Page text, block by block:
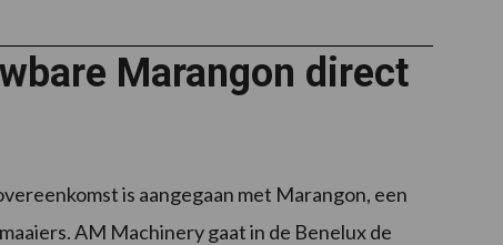
Marangon direct
is aangegaan met Marangon, een
AM Machinery gaat in de Benelux de